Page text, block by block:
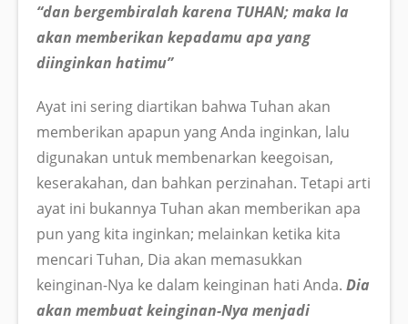
“dan bergembiralah karena TUHAN; maka Ia
akan memberikan kepadamu apa yang
diinginkan hatimu”
Ayat ini sering diartikan bahwa Tuhan akan
memberikan apapun yang Anda inginkan, lalu
digunakan untuk membenarkan keegoisan,
keserakahan, dan bahkan perzinahan. Tetapi arti
ayat ini bukannya Tuhan akan memberikan apa
pun yang kita inginkan; melainkan ketika kita
mencari Tuhan, Dia akan memasukkan
keinginan-Nya ke dalam keinginan hati Anda. Dia
akan membuat keinginan-Nya menjadi